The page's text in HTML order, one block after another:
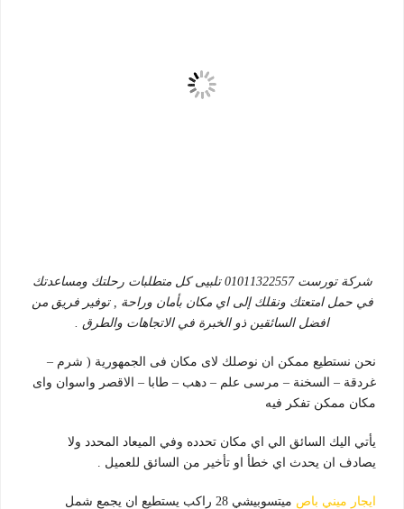
شركة تورست 01011322557 تلبيى كل متطلبات رحلتك ومساعدتك
في حمل امتعتك ونقلك إلى اي مكان بأمان وراحة , توفير فريق من
افضل السائقين ذو الخبرة في الاتجاهات والطرق .
نحن نستطيع ممكن ان نوصلك لاى مكان فى الجمهورية ( شرم –
غردقة – السخنة – مرسى علم – دهب – طابا – الاقصر واسوان واى
مكان ممكن تفكر فيه
يأتي اليك السائق الي اي مكان تحدده وفي الميعاد المحدد ولا
يصادف ان يحدث اي خطأ او تأخير من السائق للعميل .
ايجار ميني باص
ميتسوبيشي 28 راكب يستطيع ان يجمع شمل